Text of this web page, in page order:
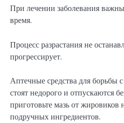
При лечении заболевания
время.
Процесс разрастания не
прогрессирует.
Аптечные средства для борьбы
стоят недорого и отпускаются
приготовьте мазь от жировиков
подручных ингредиентов.